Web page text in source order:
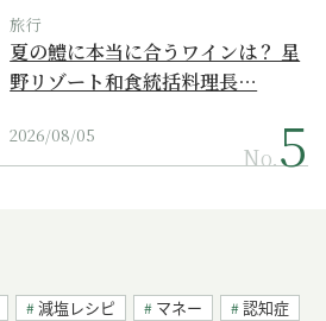
旅行
夏の鱧に本当に合うワインは？ 星
野リゾート和食統括料理長…
2026/08/05
No.
減塩レシピ マネー
認知症